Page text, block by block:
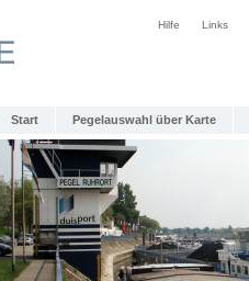
Hilfe Links
Start Pegelauswahl über Karte